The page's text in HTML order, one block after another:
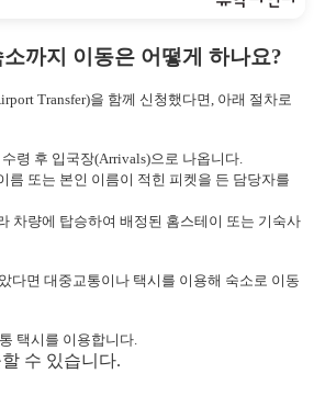
까지 이동은 어떻게 하나요?
Transfer)을 함께 신청했다면, 아래 절차로
령 후 입국장(Arrivals)으로 나옵니다.
름 또는 본인 이름이 적힌 피켓을 든 담당자를
차량에 탑승하여 배정된 홈스테이 또는 기숙사
다면 대중교통이나 택시를 이용해 숙소로 이동
택시를 이용합니다.
수 있습니다.